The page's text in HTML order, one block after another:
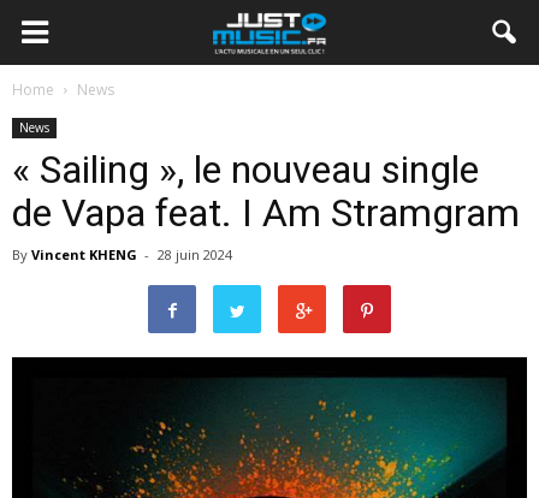
Home News
News
« Sailing », le nouveau single
de Vapa feat. I Am Stramgram
By Vincent KHENG - 28 juin 2024